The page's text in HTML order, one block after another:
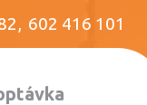
, 602 416 101